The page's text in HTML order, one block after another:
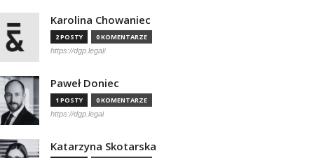
Karolina Chowaniec
2 POSTY 0 KOMENTARZE
https://dgp.legal/
Paweł Doniec
1 POSTY 0 KOMENTARZE
https://dgp.legal
Katarzyna Skotarska